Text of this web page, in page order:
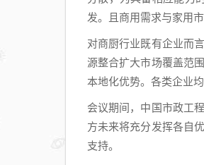
发。且商用需求与家用
对商厨行业既有企业而
源整合扩大市场覆盖范
本地化优势。各类企业
会议期间，中国市政工
方未来将充分发挥各自
支持。